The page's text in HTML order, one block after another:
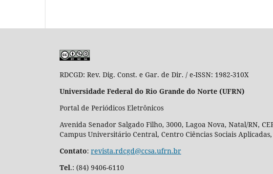
RDCGD: Rev. Dig. Const. e Gar. de Dir. / e-ISSN: 1982-310X
Universidade Federal do Rio Grande do Norte (UFRN)
Portal de Periódicos Eletrônicos
Avenida Senador Salgado Filho, 3000, Lagoa Nova, Natal/RN,
Campus Universitário Central, Centro Ciências Sociais
Contato: revista.rdcgd@ccsa.ufrn.br
Tel.: (84) 9406-6110